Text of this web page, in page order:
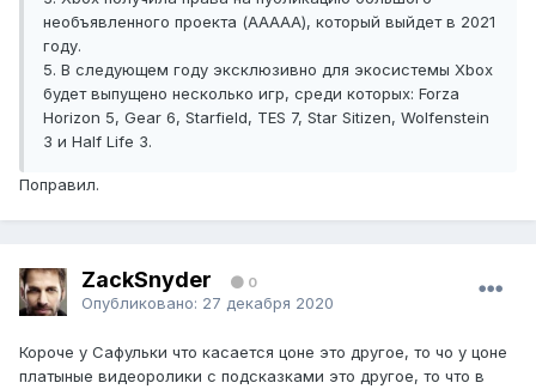
необъявленного проекта (AAAAA), который выйдет в 2021
году.
5. В следующем году эксклюзивно для экосистемы Xbox
будет выпущено несколько игр, среди которых: Forza
Horizon 5, Gear 6, Starfield, TES 7, Star Sitizen, Wolfenstein
3 и Half Life 3.
Поправил.
ZackSnyder 0
Опубликовано: 27 декабря 2020
Короче у Сафульки что касается цоне это другое, то чо у цоне
платыные видеоролики с подсказками это другое, то что в